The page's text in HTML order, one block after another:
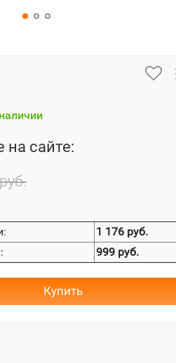
на сайте:
1 176 руб.
999 руб.
Купить